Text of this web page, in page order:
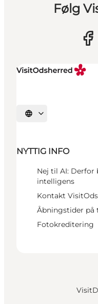
Følg
Vælg sprog
NYTTIG INFO
Nej til AI:
intelligens
Kontakt
Åbningstider på
Fotokreditering